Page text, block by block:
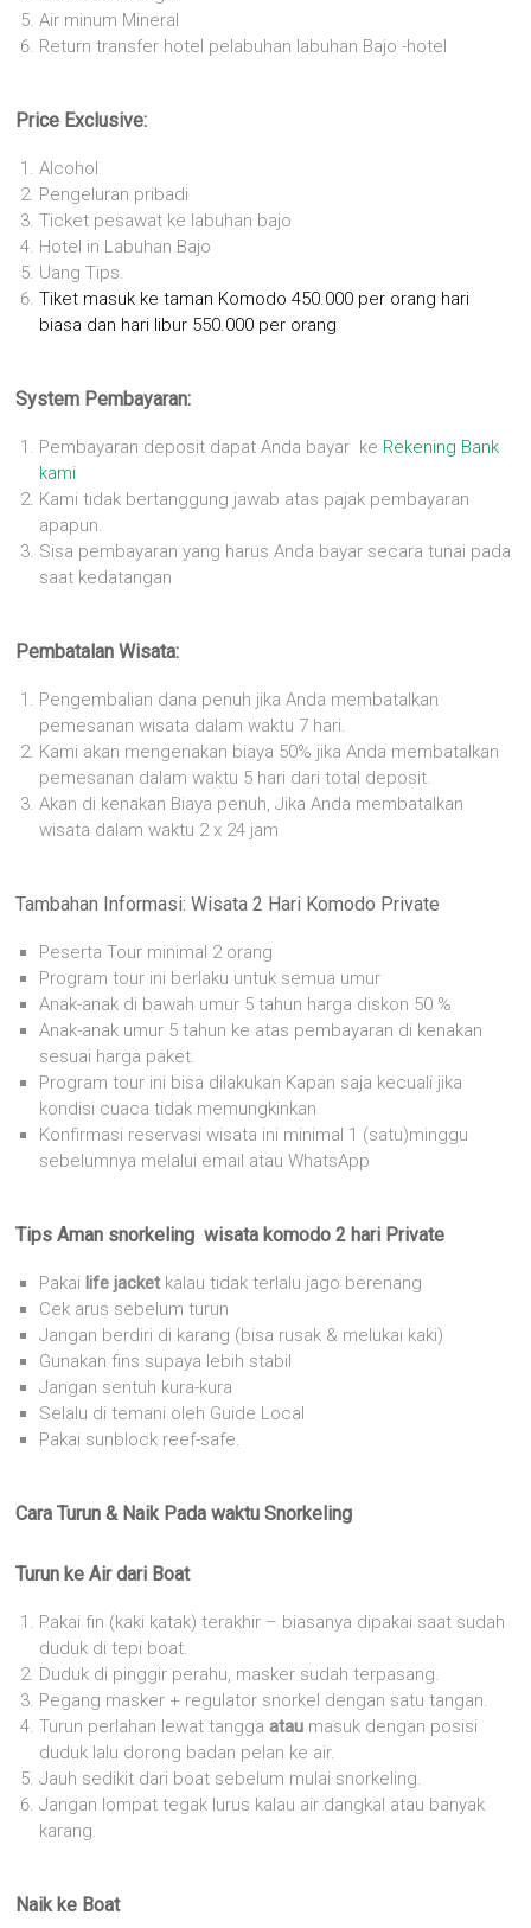
Air minum Mineral
Return transfer hotel pelabuhan labuhan Bajo -hotel
Price Exclusive:
Alcohol
Pengeluran pribadi
Ticket pesawat ke labuhan bajo
Hotel in Labuhan Bajo
Uang Tips.
Tiket masuk ke taman Komodo 450.000 per orang hari
biasa dan hari libur 550.000 per orang
System Pembayaran:
Pembayaran deposit dapat Anda bayar ke Rekening Bank
kami
Kami tidak bertanggung jawab atas pajak pembayaran
apapun.
Sisa pembayaran yang harus Anda bayar secara tunai pada
saat kedatangan
Pembatalan Wisata:
Pengembalian dana penuh jika Anda membatalkan
pemesanan wisata dalam waktu 7 hari.
Kami akan mengenakan biaya 50% jika Anda membatalkan
pemesanan dalam waktu 5 hari dari total deposit.
Akan di kenakan Biaya penuh, Jika Anda membatalkan
wisata dalam waktu 2 x 24 jam
Tambahan Informasi: Wisata 2 Hari Komodo Private
Peserta Tour minimal 2 orang
Program tour ini berlaku untuk semua umur
Anak-anak di bawah umur 5 tahun harga diskon 50 %
Anak-anak umur 5 tahun ke atas pembayaran di kenakan
sesuai harga paket.
Program tour ini bisa dilakukan Kapan saja kecuali jika
kondisi cuaca tidak memungkinkan
Konfirmasi reservasi wisata ini minimal 1 (satu)minggu
sebelumnya melalui email atau WhatsApp
Tips Aman snorkeling wisata komodo 2 hari Private
Pakai life jacket kalau tidak terlalu jago berenang
Cek arus sebelum turun
Jangan berdiri di karang (bisa rusak & melukai kaki)
Gunakan fins supaya lebih stabil
Jangan sentuh kura-kura
Selalu di temani oleh Guide Local
Pakai sunblock reef-safe.
Cara Turun & Naik Pada waktu Snorkeling
Turun ke Air dari Boat
Pakai fin (kaki katak) terakhir – biasanya dipakai saat sudah
duduk di tepi boat.
Duduk di pinggir perahu, masker sudah terpasang.
Pegang masker + regulator snorkel dengan satu tangan.
Turun perlahan lewat tanggaatau masuk dengan posisi
duduk lalu dorong badan pelan ke air.
Jauh sedikit dari boat sebelum mulai snorkeling.
Jangan lompat tegak lurus kalau air dangkal atau banyak
karang.
Naik ke Boat